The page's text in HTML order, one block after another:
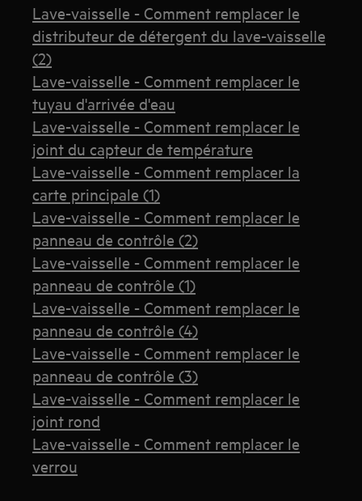
Lave-vaisselle - Comment remplacer le
distributeur de détergent du lave-vaisselle
(2)
Lave-vaisselle - Comment remplacer le
tuyau d'arrivée d'eau
Lave-vaisselle - Comment remplacer le
joint du capteur de température
Lave-vaisselle - Comment remplacer la
carte principale (1)
Lave-vaisselle - Comment remplacer le
panneau de contrôle (2)
Lave-vaisselle - Comment remplacer le
panneau de contrôle (1)
Lave-vaisselle - Comment remplacer le
panneau de contrôle (4)
Lave-vaisselle - Comment remplacer le
panneau de contrôle (3)
Lave-vaisselle - Comment remplacer le
joint rond
Lave-vaisselle - Comment remplacer le
verrou